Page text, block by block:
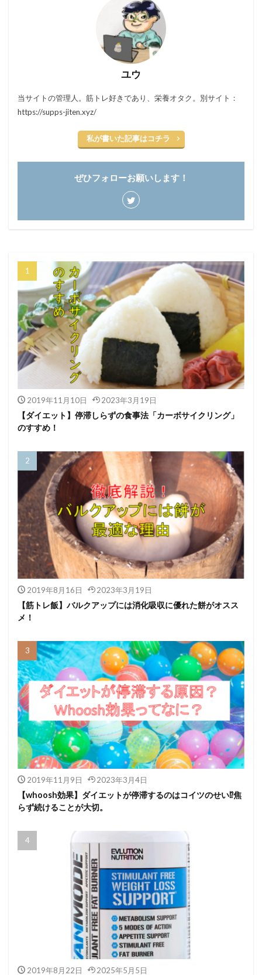
ユウ
当サイトの管理人。筋トレ好きであり、栄養オタク。別サイト：
https://supps-jiten.xyz/
私が書いた記事はコチラ
ぜひフォローお願いします！
2019年11月10日 2023年3月19日
【ダイエット】停滞しらずの食事法「カーボサイクリング」
のすすめ！
2019年8月16日 2023年3月19日
【筋トレ飯】バルクアップには消化吸収に優れた餅がオスス
メ！
2019年11月9日 2023年3月4日
【whoosh効果】ダイエットが停滞するのはコイツのせい⁉焦
らず続けることが大切。
2019年8月22日 2025年5月5日